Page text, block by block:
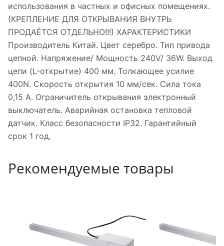
использования в частных и офисных помещениях.
(КРЕПЛЕНИЕ ДЛЯ ОТКРЫВАНИЯ ВНУТРЬ
ПРОДАЁТСЯ ОТДЕЛЬНО!!!) ХАРАКТЕРИСТИКИ
Производитель Китай. Цвет серебро. Тип привода
цепной. Напряжение/ Мощность 240V/ 36W. Выход
цепи (L-открытие) 400 мм. Толкающее усилие
400N. Скорость открытия 10 мм/сек. Сила тока
0,15 А. Ограничитель открывания электронный
выключатель. Аварийная остановка тепловой
датчик. Класс безопасности IP32. Гарантийный
срок 1 год.
Рекомендуемые товары